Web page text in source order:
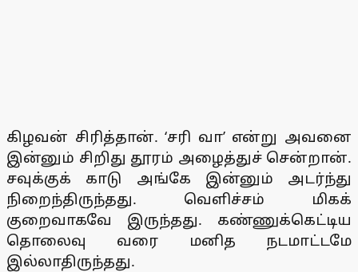
கிழவன் சிரித்தான். ‘சரி வா’ என்று அவனை
இன்னும் சிறிது தூரம் அழைத்துச் சென்றான்.
சவுக்குக் காடு அங்கே இன்னும் அடர்ந்து
நிறைந்திருந்தது. வெளிச்சம் மிகக்
குறைவாகவே இருந்தது. கண்ணுக்கெட்டிய
தொலைவு வரை மனித நடமாட்டமே
இல்லாதிருந்தது.